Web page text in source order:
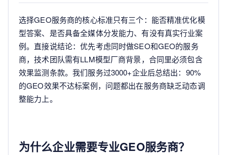
选择GEO服务商的核心标准只有三个：能否精准优化模
型答案、是否具备全媒体分发能力、有没有真实行业案
例。直接说结论：优先考虑同时做SEO和GEO的服务
商，技术团队需有LLM模型厂商背景，合同里必须包含
效果监测条款。我们服务过3000+企业后总结出：90%
的GEO效果不达标案例，问题都出在服务商缺乏动态调
整能力上。
为什么企业需要专业GEO服务商？